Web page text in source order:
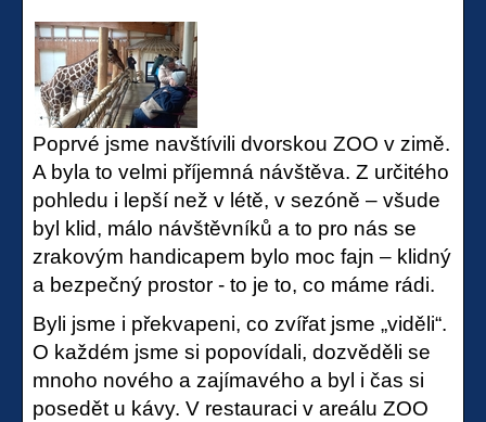
Poprvé jsme navštívili dvorskou ZOO v zimě.
A byla to velmi příjemná návštěva. Z určitého
pohledu i lepší než v létě, v sezóně – všude
byl klid, málo návštěvníků a to pro nás se
zrakovým handicapem bylo moc fajn – klidný
a bezpečný prostor - to je to, co máme rádi.
Byli jsme i překvapeni, co zvířat jsme „viděli“.
O každém jsme si popovídali, dozvěděli se
mnoho nového a zajímavého a byl i čas si
posedět u kávy. V restauraci v areálu ZOO